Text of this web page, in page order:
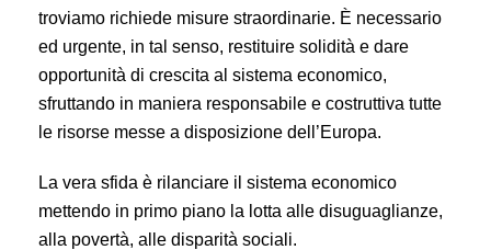
troviamo richiede misure straordinarie. È necessario
ed urgente, in tal senso, restituire solidità e dare
opportunità di crescita al sistema economico,
sfruttando in maniera responsabile e costruttiva tutte
le risorse messe a disposizione dell’Europa.
La vera sfida è rilanciare il sistema economico
mettendo in primo piano la lotta alle disuguaglianze,
alla povertà, alle disparità sociali.